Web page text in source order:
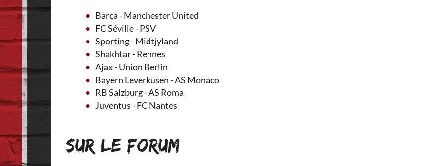
Barça - Manchester United
FC Séville - PSV
Sporting - Midtjyland
Shakhtar - Rennes
Ajax - Union Berlin
Bayern Leverkusen - AS Monaco
RB Salzburg - AS Roma
Juventus - FC Nantes
SUR LE FORUM